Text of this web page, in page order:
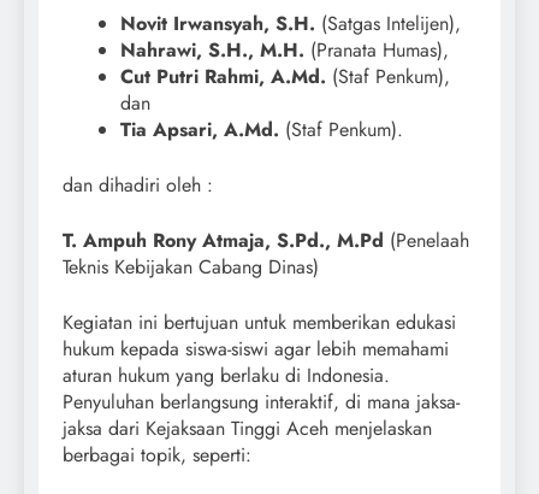
Novit Irwansyah, S.H. (Satgas Intelijen),
Nahrawi, S.H., M.H. (Pranata Humas),
Cut Putri Rahmi, A.Md. (Staf Penkum),
dan
Tia Apsari, A.Md. (Staf Penkum).
dan dihadiri oleh :
T. Ampuh Rony Atmaja, S.Pd., M.Pd (Penelaah
Teknis Kebijakan Cabang Dinas)
Kegiatan ini bertujuan untuk memberikan edukasi
hukum kepada siswa-siswi agar lebih memahami
aturan hukum yang berlaku di Indonesia.
Penyuluhan berlangsung interaktif, di mana jaksa-
jaksa dari Kejaksaan Tinggi Aceh menjelaskan
berbagai topik, seperti: